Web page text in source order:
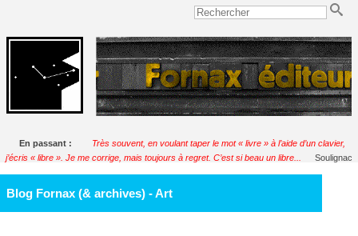
En passant :
Très souvent, en voulant taper le mot « livre » à l’aide d’un clavier,
j’écris « libre ». Je me corrige, mais toujours à regret. C’est si beau un libre...
Soulignac
Blog Fornax (& archives) - Art